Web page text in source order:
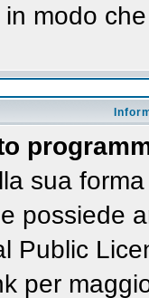
modo
sua
possiede
Public
per